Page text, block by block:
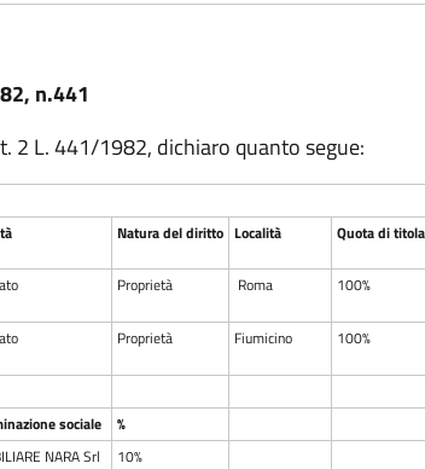
n.441
2 L. 441/1982, dichiaro quanto segue:
Natura del diritto Località Quota di
Proprietà Roma 100%
Proprietà Fiumicino 100%
sociale
%
NARA Srl
10%